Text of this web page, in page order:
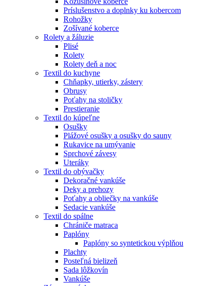
Príslušenstvo a doplnky ku kobercom
Rohožky
Zošívané koberce
Rolety a žáluzie
Plisé
Rolety
Rolety deň a noc
Textil do kuchyne
Chňapky, utierky, zástery
Obrusy
Poťahy na stoličky
Prestieranie
Textil do kúpeľne
Osušky
Plážové osušky a osušky do sauny
Rukavice na umývanie
Sprchové závesy
Uteráky
Textil do obývačky
Dekoračné vankúše
Deky a prehozy
Poťahy a obliečky na vankúše
Sedacie vankúše
Textil do spálne
Chrániče matraca
Paplóny
Paplóny so syntetickou výplňou
Plachty
Posteľná bielizeň
Sada lôžkovín
Vankúše